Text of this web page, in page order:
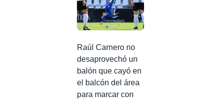
Raúl Carnero no
desaprovechó un
balón que cayó en
el balcón del área
para marcar con